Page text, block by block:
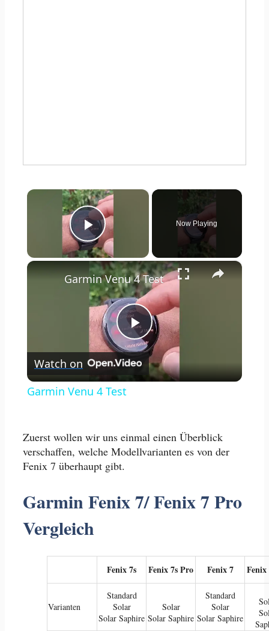
×
Play Video
Now Playing
×
Play
Video
Garmin Venu 4 Test
Watch on
Garmin Venu 4 Test
Zuerst wollen wir uns einmal einen Überblick
verschaffen, welche Modellvarianten es von der
Fenix 7 überhaupt gibt.
Garmin Fenix 7/ Fenix 7 Pro
Vergleich
Fenix 7s Fenix 7s Pro Fenix 7
Varianten
Standard
Solar
Solar Saphire
Solar
Solar Saphire
Standard
Solar
Solar Saphire